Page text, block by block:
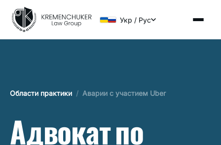
Укр / Рус
Области практики / Аварии с участием Uber
Адвокат по